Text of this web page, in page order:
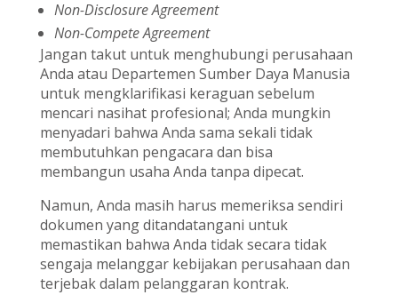
Non-Disclosure Agreement
Non-Compete Agreement
Jangan takut untuk menghubungi perusahaan
Anda atau Departemen Sumber Daya Manusia
untuk mengklarifikasi keraguan sebelum
mencari nasihat profesional; Anda mungkin
menyadari bahwa Anda sama sekali tidak
membutuhkan pengacara dan bisa
membangun usaha Anda tanpa dipecat.
Namun, Anda masih harus memeriksa sendiri
dokumen yang ditandatangani untuk
memastikan bahwa Anda tidak secara tidak
sengaja melanggar kebijakan perusahaan dan
terjebak dalam pelanggaran kontrak.